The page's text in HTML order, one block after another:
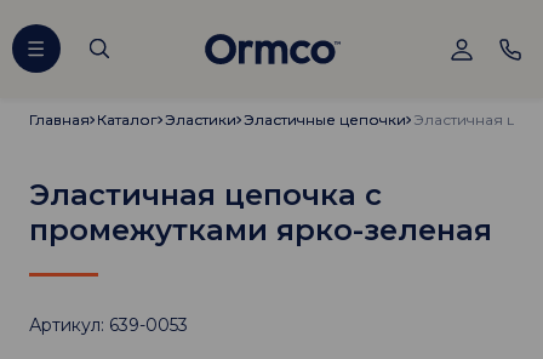
Главная
Главная Каталог
Каталог Эластики
Эластики Эластичные цепочки
Эластичные цепочки
Эластичная цепочка с
промежутками ярко-зеленая
Артикул: 639-0053